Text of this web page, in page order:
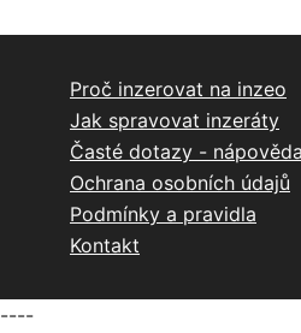
Proč inzerovat na inzeo
Jak spravovat inzeráty
Časté dotazy - nápověda
Ochrana osobních údajů
Podmínky a pravidla
Kontakt
----